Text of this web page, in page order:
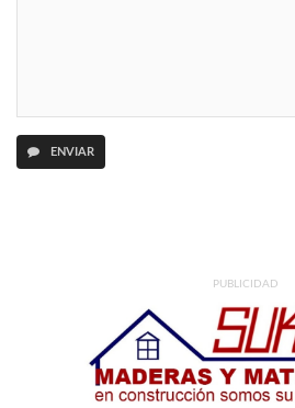
ENVIAR
PUBLICIDAD